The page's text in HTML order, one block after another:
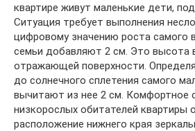
квартире живут маленькие дети,
Ситуация требует выполнения
цифровому значению роста самого
семьи добавляют 2 см. Это высота
отражающей поверхности.
до солнечного сплетения самого
вычитают из нее 2 см. Комфортное
низкорослых обитателей квартиры
расположение нижнего края